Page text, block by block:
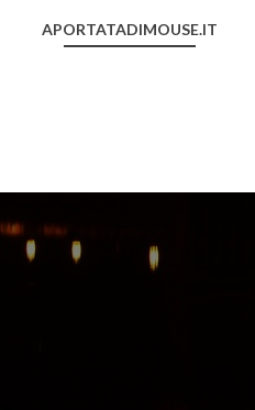
APORTATADIMOUSE.IT